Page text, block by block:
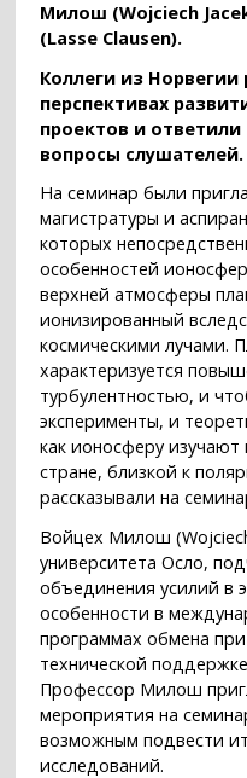
Милош (Wojciech
(Lasse Clausen).
Коллеги из Норвегии
перспективах
проектов и
вопросы слушателей.
На семинар были
магистратуры и
которых
особенностей
верхней атмосферы
ионизированный
космическими лучами.
характеризуется
турбулентностью, и
эксперименты, и
как ионосферу
стране, близкой к
рассказывали на
Войцех Милош
университета Осло,
объединения усилий в
особенности в
программах обмена
технической
Профессор Милош
мероприятия на
возможным подвести
исследований.